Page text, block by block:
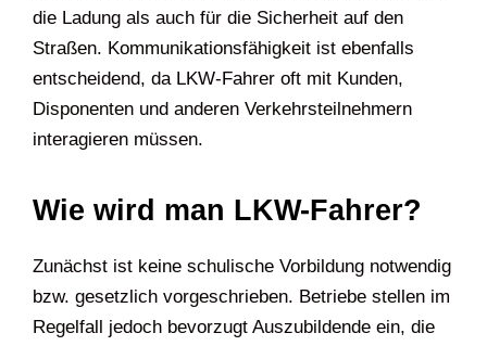
die Ladung als auch für die Sicherheit auf den
Straßen. Kommunikationsfähigkeit ist ebenfalls
entscheidend, da LKW-Fahrer oft mit Kunden,
Disponenten und anderen Verkehrsteilnehmern
interagieren müssen.
Wie wird man LKW-Fahrer?
Zunächst ist keine schulische Vorbildung notwendig
bzw. gesetzlich vorgeschrieben. Betriebe stellen im
Regelfall jedoch bevorzugt Auszubildende ein, die